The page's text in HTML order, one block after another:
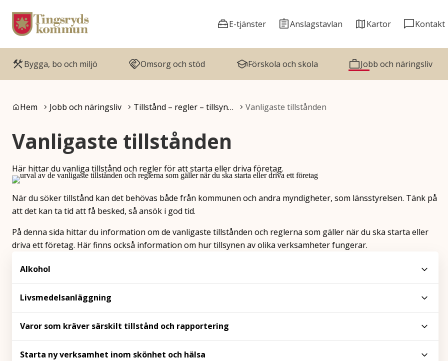
Gå till innehåll
Gå till huvudmeny
E-tjänster Anslagstavlan Kartor Kontakt
Bygga, bo och miljö Omsorg och stöd Förskola och skola Jobb och näringsliv
Du är här:
Hem Jobb och näringsliv Tillstånd – regler – tillsyn… Vanligaste tillstånden
Vanligaste tillstånden
Här hittar du vanliga tillstånd och regler för att starta eller driva företag.
När du söker tillstånd kan det behövas både från kommunen och andra myndigheter, som länsstyrelsen. Tänk på
att det kan ta tid att få besked, så ansök i god tid.
På denna sida hittar du information om de vanligaste tillstånden och reglerna som gäller när du ska starta eller
driva ett företag. Här finns också information om hur tillsynen av olika verksamheter fungerar.
Alkohol
Livsmedelsanläggning
Varor som kräver särskilt tillstånd och rapportering
Starta ny verksamhet inom skönhet och hälsa